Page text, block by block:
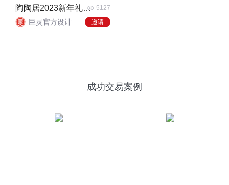
陶陶居2023新年礼盒设计 5127
巨灵官方设计 邀请
成功交易案例